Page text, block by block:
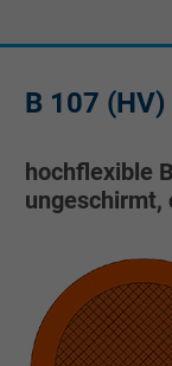
B 107 (HV)
hochflexible
ungeschirmt,